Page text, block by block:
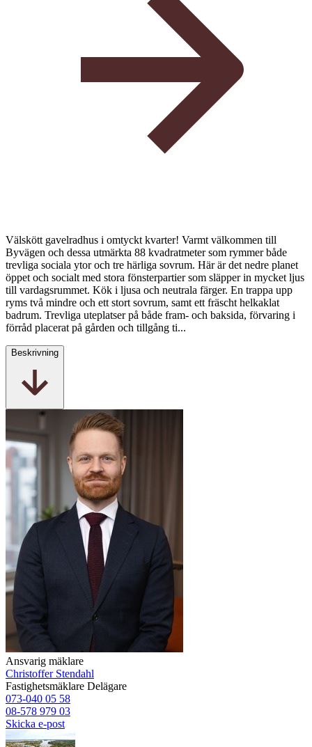
Välskött gavelradhus i omtyckt kvarter! Varmt välkommen till
Byvägen och dessa utmärkta 88 kvadratmeter som rymmer både
trevliga sociala ytor och tre härliga sovrum. Här är det nedre planet
öppet och socialt med stora fönsterpartier som släpper in mycket ljus
till vardagsrummet. Kök i ljusa och neutrala färger. En trappa upp
ryms två mindre och ett stort sovrum, samt ett fräscht helkaklat
badrum. Trevliga uteplatser på både fram- och baksida, förvaring i
förråd placerat på gården och tillgång ti...
Beskrivning
Ansvarig mäklare
Christoffer Stendahl
Fastighetsmäklare Delägare
073-040 05 58
08-578 979 03
Skicka e-post